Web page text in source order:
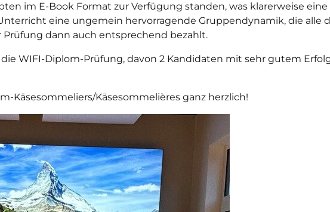
im E-Book Format zur Verfügung standen, was klarerweise
eine ungemein hervorragende Gruppendynamik, die alle
dann auch entsprechend bezahlt.
WIFI-Diplom-Prüfung, davon 2 Kandidaten mit sehr gutem
Käsesommeliers/Käsesommelières ganz herzlich!